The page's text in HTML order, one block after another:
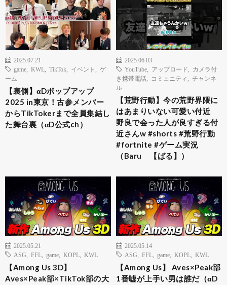
2025.07.21
game
KWL TikTok イベント
ゲ
ーム
【裏側】αDポップアップ
2025 in東京！古参メンバー
からTikTokerまで全員集結し
た舞台裏（αD公式ch）
2025.06.03
YouTube
アップロード
カメラ付
き携帯電話
コミュニティ
チャンネ
ル
【荒野行動】今の荒野界隈に
はあまりいない可愛い付近
野良で会った人が良すぎる付
近さんw #shorts #荒野行動
#fortnite #ゲーム実況
（Baru 【ばる】）
2025.05.21
ASG
FFL game KOPL KWL
【Among Us 3D】
Aves×Peak部×TikTok部の大
2025.05.14
ASG
FFL game KOPL KWL
【Among Us】 Aves×Peak部
1番嘘が上手い男は誰だ（αD